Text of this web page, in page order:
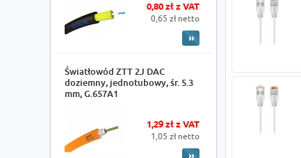
0,80 zł z VAT
0,65 zł netto
Światłowód ZTT 2J DAC
doziemny, jednotubowy, śr. 5.3
mm, G.657A1
1,29 zł z VAT
1,05 zł netto